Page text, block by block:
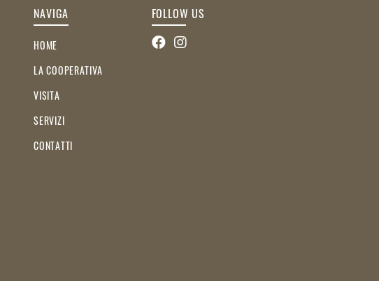
NAVIGA
HOME
LA COOPERATIVA
VISITA
SERVIZI
CONTATTI
FOLLOW US